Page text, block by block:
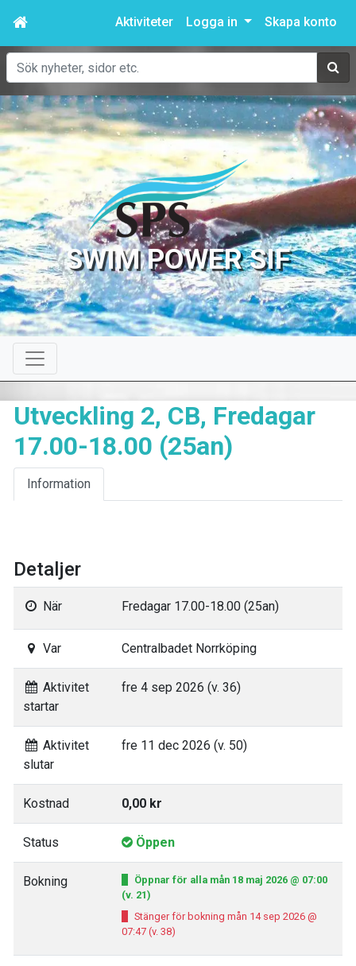
Aktiviteter Logga in Skapa konto
Sök
SWIM POWER SIF
Utveckling 2, CB, Fredagar
17.00-18.00 (25an)
Information
Detaljer
När Fredagar 17.00-18.00 (25an)
Var Centralbadet Norrköping
Aktivitet
startar
fre 4 sep 2026 (v. 36)
Aktivitet
slutar
fre 11 dec 2026 (v. 50)
Kostnad 0,00 kr
Status Öppen
Bokning
Öppnar för alla mån 18 maj 2026 @ 07:00
(v. 21)
Stänger för bokning mån 14 sep 2026 @
07:47 (v. 38)